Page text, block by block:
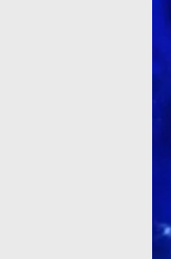
Çaykara’